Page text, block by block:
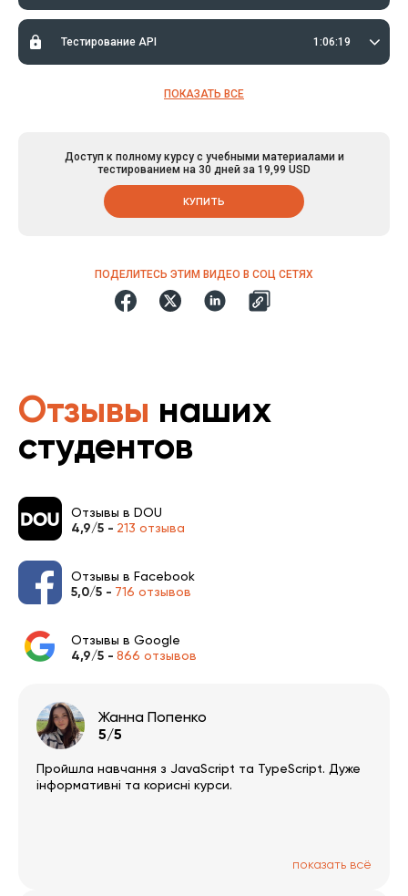
Тестирование API 1:06:19
ПОКАЗАТЬ ВСЕ
ПОДЕЛИТЕСЬ ЭТИМ ВИДЕО В СОЦ СЕТЯХ
Доступ к полному курсу с учебными материалами и
тестированием на 30 дней за 19,99 USD
КУПИТЬ
Отзывы наших
студентов
Отзывы в DOU
4,9/5 - 213 отзыва
Отзывы в Facebook
5,0/5 - 716 отзывов
Отзывы в Google
4,9/5 - 866 отзывов
Жанна Попенко
5/5
Пройшла навчання з JavaScript та TypeScript. Дуже
інформативні та корисні курси.
показать всё